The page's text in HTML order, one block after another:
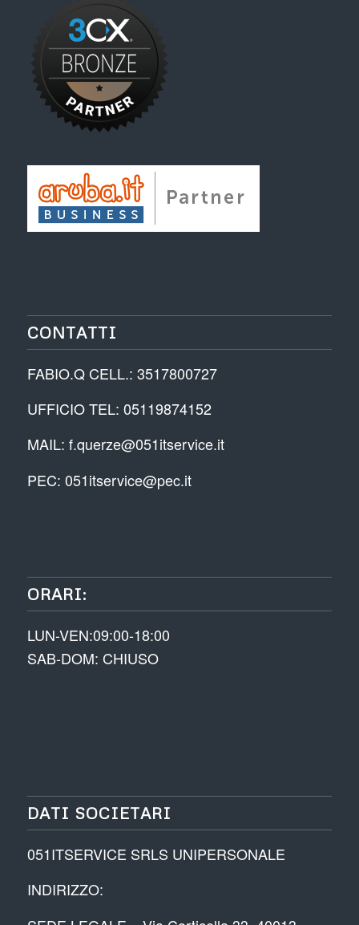
CONTATTI
FABIO.Q CELL.: 3517800727
UFFICIO TEL: 05119874152
MAIL: f.querze@051itservice.it
PEC: 051itservice@pec.it
ORARI:
LUN-VEN:09:00-18:00
SAB-DOM: CHIUSO
DATI SOCIETARI
051ITSERVICE SRLS UNIPERSONALE
INDIRIZZO: